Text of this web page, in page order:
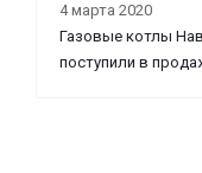
4 марта 2020
Газовые котлы
поступили в